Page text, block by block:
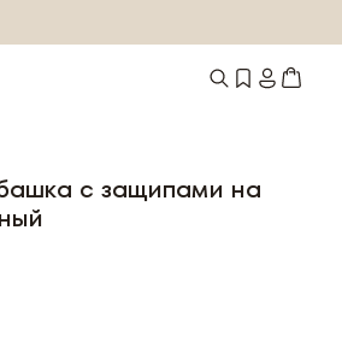
с защипами на